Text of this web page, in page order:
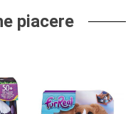
piacere